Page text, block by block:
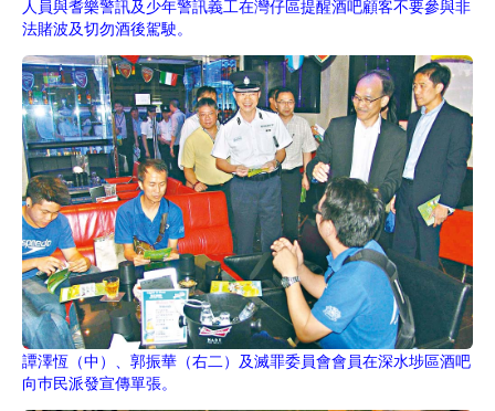
人員與耆樂警訊及少年警訊義工在灣仔區提醒酒吧顧客不要參與非
法賭波及切勿酒後駕駛。
譚澤恆（中）、郭振華（右二）及滅罪委員會會員在深水埗區酒吧
向巿民派發宣傳單張。